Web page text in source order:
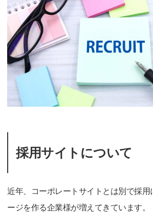
採用サイトについて
近年、コーポレートサイトとは別で採用
ージを作る企業様が増えてきています